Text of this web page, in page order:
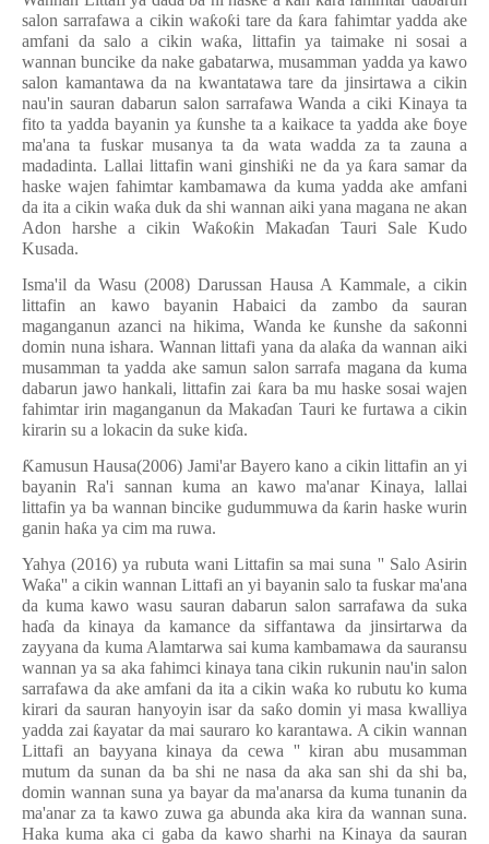
salon sarrafawa a cikin waƙoƙi tare da ƙara fahimtar yadda ake
amfani da salo a cikin waƙa, littafin ya taimake ni sosai a
wannan buncike da nake gabatarwa, musamman yadda ya kawo
salon kamantawa da na kwantatawa tare da jinsirtawa a cikin
nau'in sauran dabarun salon sarrafawa Wanda a ciki Kinaya ta
fito ta yadda bayanin ya ƙunshe ta a kaikace ta yadda ake ɓoye
ma'ana ta fuskar musanya ta da wata wadda za ta zauna a
madadinta. Lallai littafin wani ginshiƙi ne da ya ƙara samar da
haske wajen fahimtar kambamawa da kuma yadda ake amfani
da ita a cikin waƙa duk da shi wannan aiki yana magana ne akan
Adon harshe a cikin Waƙoƙin Makaɗan Tauri Sale Kudo
Kusada.
Isma'il da Wasu (2008) Darussan Hausa A Kammale, a cikin
littafin an kawo bayanin Habaici da zambo da sauran
maganganun azanci na hikima, Wanda ke ƙunshe da saƙonni
domin nuna ishara. Wannan littafi yana da alaƙa da wannan aiki
musamman ta yadda ake samun salon sarrafa magana da kuma
dabarun jawo hankali, littafin zai ƙara ba mu haske sosai wajen
fahimtar irin maganganun da Makaɗan Tauri ke furtawa a cikin
kirarin su a lokacin da suke kiɗa.
Ƙamusun Hausa(2006) Jami'ar Bayero kano a cikin littafin an yi
bayanin Ra'i sannan kuma an kawo ma'anar Kinaya, lallai
littafin ya ba wannan bincike gudummuwa da ƙarin haske wurin
ganin haƙa ya cim ma ruwa.
Yahya (2016) ya rubuta wani Littafin sa mai suna '' Salo Asirin
Waƙa'' a cikin wannan Littafi an yi bayanin salo ta fuskar ma'ana
da kuma kawo wasu sauran dabarun salon sarrafawa da suka
haɗa da kinaya da kamance da siffantawa da jinsirtarwa da
zayyana da kuma Alamtarwa sai kuma kambamawa da sauransu
wannan ya sa aka fahimci kinaya tana cikin rukunin nau'in salon
sarrafawa da ake amfani da ita a cikin waƙa ko rubutu ko kuma
kirari da sauran hanyoyin isar da saƙo domin yi masa kwalliya
yadda zai ƙayatar da mai sauraro ko karantawa. A cikin wannan
Littafi an bayyana kinaya da cewa '' kiran abu musamman
mutum da sunan da ba shi ne nasa da aka san shi da shi ba,
domin wannan suna ya bayar da ma'anarsa da kuma tunanin da
ma'anar za ta kawo zuwa ga abunda aka kira da wannan suna.
Haka kuma aka ci gaba da kawo sharhi na Kinaya da sauran